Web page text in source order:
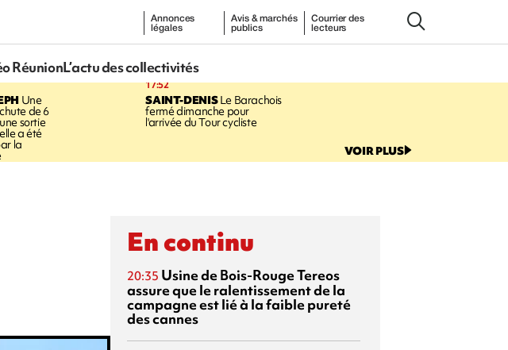
Annonces
légales
Avis & marchés
publics
Courrier des
lecteurs
RéunionL’actu des collectivités
Une
de 6
sortie
a été
la
17:52
SAINT-DENISLe Barachois
fermé dimanche pour
l'arrivée du Tour cycliste
VOIR PLUS
En continu
20:35 Usine de Bois-RougeTereos
assure que le ralentissement de la
campagne est lié à la faible pureté
des cannes